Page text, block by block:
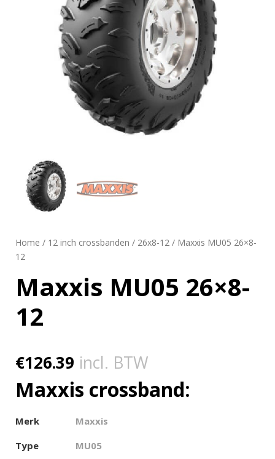
Home / 12 inch crossbanden / 26x8-12 / Maxxis MU05 26×8-
12
Maxxis MU05 26×8-
12
€126.39 incl. BTW
Maxxis crossband:
Merk
Maxxis
Type
MU05